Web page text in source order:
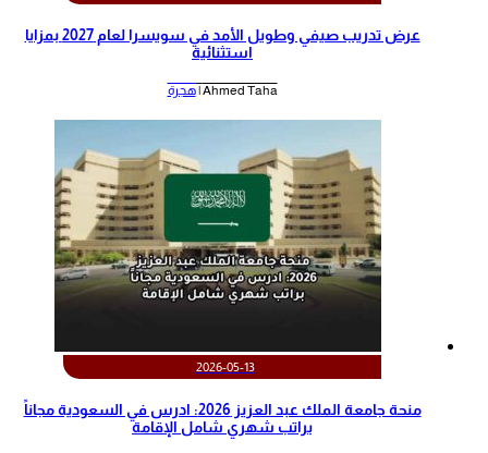
عرض تدريب صيفي وطويل الأمد في سويسرا لعام 2027 بمزايا
استثنائية
Ahmed Taha | هجرة
2026-05-13
منحة جامعة الملك عبد العزيز 2026: ادرس في السعودية مجاناً
براتب شهري شامل الإقامة